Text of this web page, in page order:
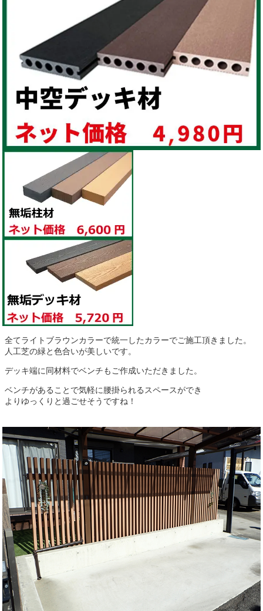
全てライトブラウンカラーで統一したカラーでご施工頂きました。
人工芝の緑と色合いが美しいです。
デッキ端に同材料でベンチもご作成いただきました。
ベンチがあることで気軽に腰掛られるスペースができ
よりゆっくりと過ごせそうですね！